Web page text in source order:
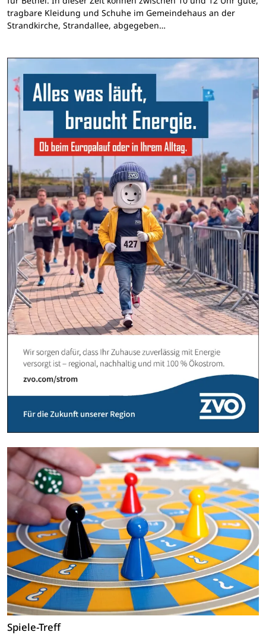
tragbare Kleidung und Schuhe im Gemeindehaus an der
Strandkirche, Strandallee, abgegeben…
Spiele-Treff